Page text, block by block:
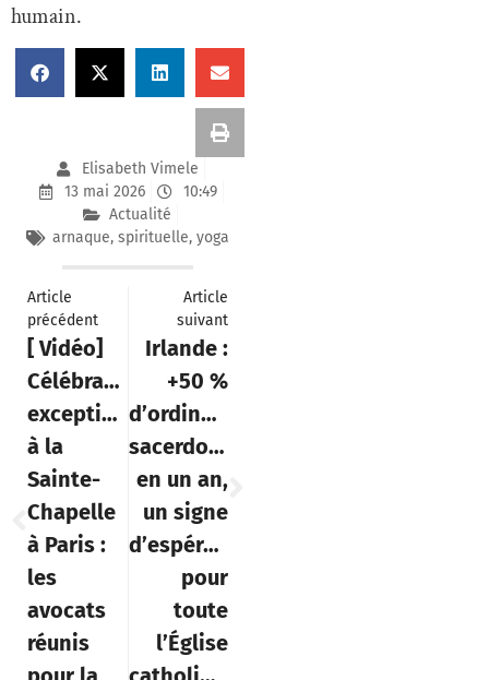
humain.
Elisabeth Vimele
13 mai 2026
10:49
Actualité
arnaque, spirituelle, yoga
Article
précédent
[ Vidéo]
Célébration
exceptionnelle
à la
Sainte-
Chapelle
à Paris :
les
avocats
réunis
Article
suivant
Irlande :
+50 %
d’ordinations
sacerdotales
en un an,
un signe
d’espérance
pour
toute
l’Église